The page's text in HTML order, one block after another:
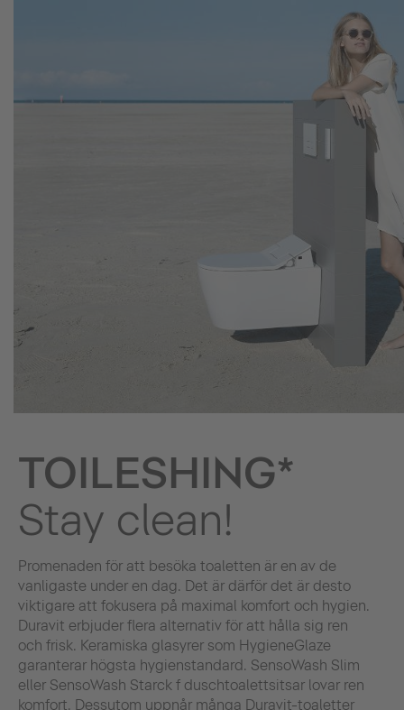
TOILESHING*
Stay clean!
Promenaden för att besöka toaletten är en av de
vanligaste under en dag. Det är därför det är desto
viktigare att fokusera på maximal komfort och hygien.
Duravit erbjuder flera alternativ för att hålla sig ren
och frisk. Keramiska glasyrer som HygieneGlaze
garanterar högsta hygienstandard. SensoWash Slim
eller SensoWash Starck f duschtoalettsitsar lovar ren
komfort. Dessutom uppnår många Duravit-toaletter